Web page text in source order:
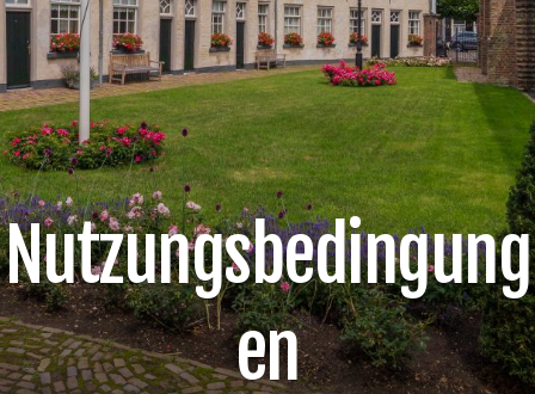
Nutzungsbedingung
en